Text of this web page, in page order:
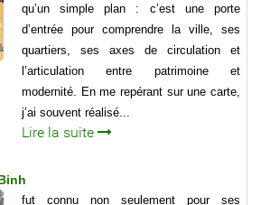
qu’un simple plan : c’est une porte
d’entrée pour comprendre la ville, ses
quartiers, ses axes de circulation et
l’articulation entre patrimoine et
modernité. En me repérant sur une carte,
j’ai souvent réalisé...
Lire la suite
fut connu non seulement pour ses